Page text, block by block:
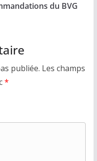
du BVG
publiée. Les champs
*